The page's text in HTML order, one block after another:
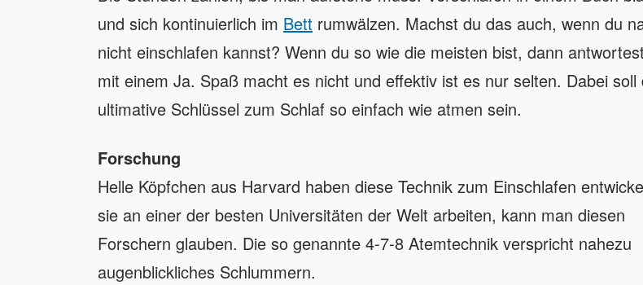
und sich kontinuierlich im Bett rumwälzen. Machst du das auch, wenn du
nicht einschlafen kannst? Wenn du so wie die meisten bist, dann
mit einem Ja. Spaß macht es nicht und effektiv ist es nur selten. Dabei soll
ultimative Schlüssel zum Schlaf so einfach wie atmen sein.
Forschung
Helle Köpfchen aus Harvard haben diese Technik zum Einschlafen
sie an einer der besten Universitäten der Welt arbeiten, kann man diesen
Forschern glauben. Die so genannte 4-7-8 Atemtechnik verspricht nahezu
augenblickliches Schlummern.